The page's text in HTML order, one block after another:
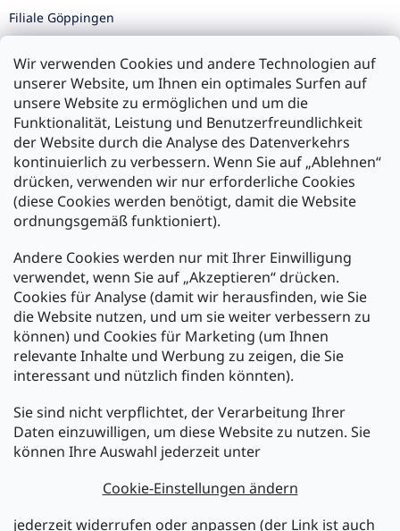
Wir verwenden Cookies und andere Technologien auf
unserer Website, um Ihnen ein optimales Surfen auf
unsere Website zu ermöglichen und um die
Funktionalität, Leistung und Benutzerfreundlichkeit
der Website durch die Analyse des Datenverkehrs
kontinuierlich zu verbessern. Wenn Sie auf „Ablehnen“
drücken, verwenden wir nur erforderliche Cookies
(diese Cookies werden benötigt, damit die Website
ordnungsgemäß funktioniert).
Andere Cookies werden nur mit Ihrer Einwilligung
verwendet, wenn Sie auf „Akzeptieren“ drücken.
Cookies für Analyse (damit wir herausfinden, wie Sie
die Website nutzen, und um sie weiter verbessern zu
können) und Cookies für Marketing (um Ihnen
relevante Inhalte und Werbung zu zeigen, die Sie
interessant und nützlich finden könnten).
Sie sind nicht verpflichtet, der Verarbeitung Ihrer
Daten einzuwilligen, um diese Website zu nutzen. Sie
können Ihre Auswahl jederzeit unter
Cookie-Einstellungen ändern
jederzeit widerrufen oder anpassen (der Link ist auch
Filiale Göppingen
Filiale Ulm
Zahlung und Versand
Versand mit:
Zahlarten:
Newsletter abonnieren
Legen Sie Ihre E-Mail ein und wir werden Ihnen Informationen
über neue Produkte in unserem E-Shop zusenden.
E-Mail